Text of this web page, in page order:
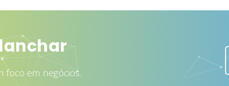
clientes
foco em negócios.